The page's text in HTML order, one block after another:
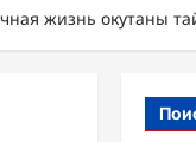
жизнь окутаны